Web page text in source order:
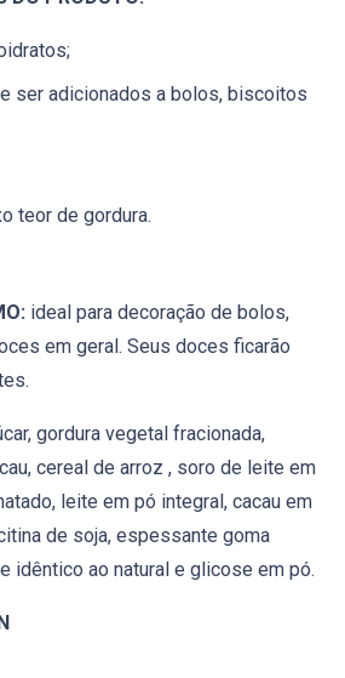
ser adicionados a bolos, biscoitos
teor de gordura.
ideal para decoração de bolos,
em geral. Seus doces ficarão
gordura vegetal fracionada,
cereal de arroz , soro de leite em
leite em pó integral, cacau em
de soja, espessante goma
idêntico ao natural e glicose em pó.